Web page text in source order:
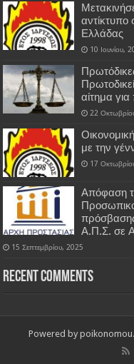
Ελλάδας
10 Ιουνίου,
αίτημα
22
με την
17
Απόφαση
Α.Π.Σ. σε
15 Σεπτεμβρίου, 2025
Recent Comments
Powered by